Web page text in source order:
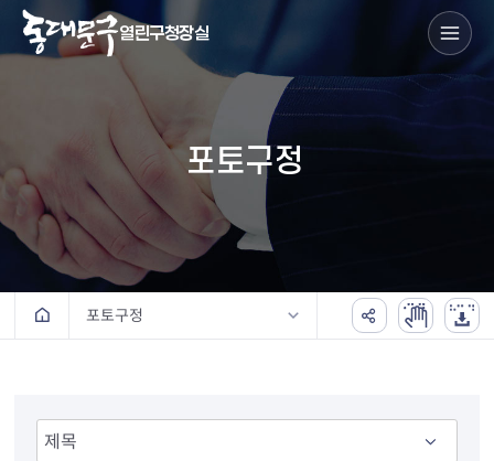
열린구청장실
포토구정
포토구정